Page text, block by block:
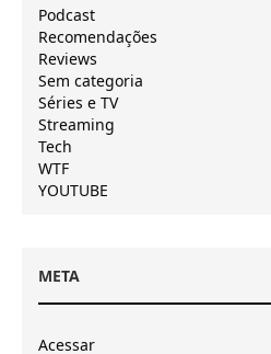
Podcast
Recomendações
Reviews
Sem categoria
Séries e TV
Streaming
Tech
WTF
YOUTUBE
META
Acessar